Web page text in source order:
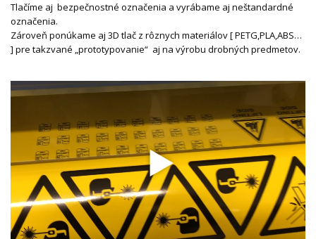
Tlačíme aj bezpečnostné označenia a vyrábame aj neštandardné
označenia.
Zároveň ponúkame aj 3D tlač z rôznych materiálov [ PETG,PLA,ABS…
] pre takzvané „prototypovanie“ aj na výrobu drobných predmetov.